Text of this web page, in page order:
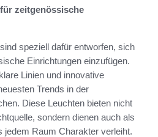
zeitgenössische
sind speziell dafür entworfen, sich
Einrichtungen einzufügen.
Linien und innovative
Trends in der
Diese Leuchten bieten nicht
sondern dienen auch als
jedem Raum Charakter verleiht.